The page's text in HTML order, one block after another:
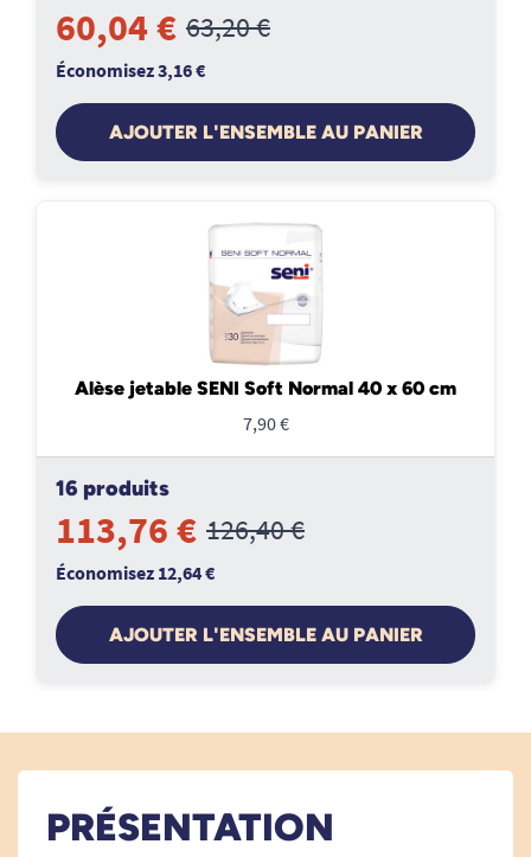
60,04 € 63,20 €
Économisez 3,16 €
AJOUTER L'ENSEMBLE AU PANIER
Alèse jetable SENI Soft Normal 40 x 60 cm
7,90 €
16 produits
113,76 € 126,40 €
Économisez 12,64 €
AJOUTER L'ENSEMBLE AU PANIER
PRÉSENTATION